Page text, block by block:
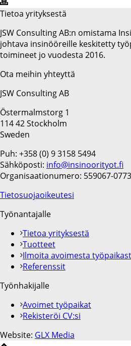
Tietoa yrityksestä
JSW Consulting AB:n omistama
johtava insinööreille keskitetty
toimineet jo vuodesta 2016.
Ota meihin yhteyttä
JSW Consulting AB
Östermalmstorg 1
114 42 Stockholm
Sweden
Puh: +358 (0) 9 3158 5494
Sähköposti: info@insinoorityot.fi
Organisaationumero: 559067-0773
Tietosuojaoikeutesi
Työnantajalle
Tietoa yrityksestä
Tuotteet
Ilmoita avoimesta
Referenssit
Työnhakijalle
Avoimet työpaikat
Rekisteröi CV:si
Website: GLX Media